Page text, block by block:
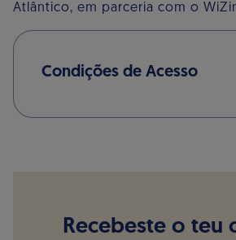
Atlântico, em parceria com o
Condições de Acesso
Recebeste o teu